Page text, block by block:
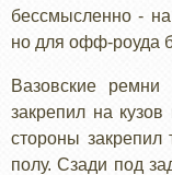
бессмысленно -
но для офф-роуда
Вазовские
закрепил на
стороны закрепил
полу. Сзади под